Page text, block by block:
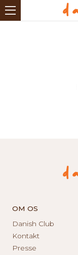
OM OS
Danish Club
Kontakt
Presse